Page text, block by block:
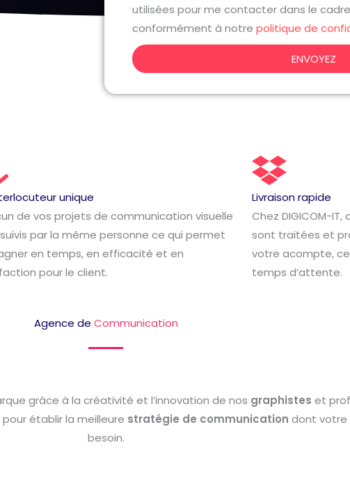
g
e
G
P
D
utilisées pour me contacter dans le
conformément à notre politique de
ENVOYEZ
unique
de vos projets de communication visuelle
par la même personne ce qui permet
en temps, en efficacité et en
pour le client.
Livraison rapide
Chez DIGICOM-
sont traitées et
votre acompte,
temps d’attente.
Agence de Communication
grâce à la créativité et l’innovation de nos graphistes et
pour établir la meilleure stratégie de communication dont votre
besoin.